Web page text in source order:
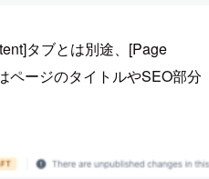
タブとは別途、[Page
ページのタイトルやSEO部分